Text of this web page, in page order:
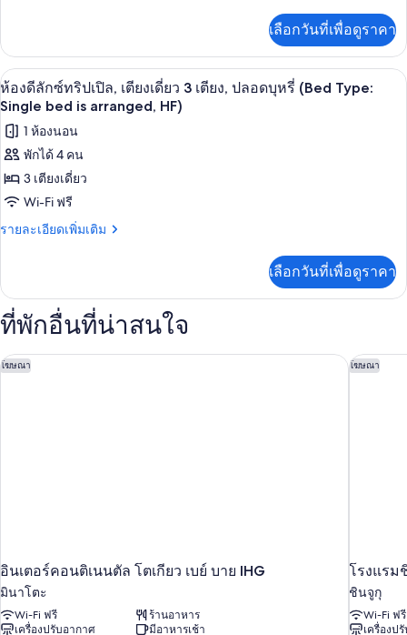
ท่าน,
1
ห้อง
นอน,
ปลอด
บุหรี่,
ระเบียง
(109sqm,3F,Suite,LateCheck-
เกี่ยว
กับ
ห้อง
ลัก
ซ์ชัว
รี่
สำหรับ
ท่าน,
นอน,
(109sqm,3F,Suite,LateCheck-
Out,11:00AM)
เลือกวันที่เพื่อดูราคา
เปิด
ภาพถ่าย
ทั้งหมด
ของ
ห้อง
ลัก
ทริปเปิล,
เตียง
3
arranged,
HF)
ผ้านวมขนเป็ด, ตู้นิรภัยในห้องพัก, Wi-
14
ห้องดีลักซ์ทริปเปิล, เตียงเดี่ยว 3 เตียง, ปลอดบุหรี่ (Bed Type:
Single bed is arranged, HF)
1 ห้องนอน
พักได้ 4 คน
3 เตียงเดี่ยว
Wi-Fi ฟรี
รายละเอียดเพิ่มเติม
ราย
เกี่ยว
กับ
ห้อง
ลัก
ซ์
is
arranged,
เลือกวันที่เพื่อดูราคา
ที่พักอื่นที่น่าสนใจ
โฆษณา
อินเตอร์คอนติเนนตัล โตเกียว เบย์ บาย IHG
มินาโตะ
Wi-Fi ฟรี
ร้านอาหาร
เครื่องปรับอากาศ
มีอาหารเช้า
อินเตอร์คอนติเนนตัล โตเกียว เบย์ บาย IHG โฆษณา
โรงแร
ชินจูกุ
Wi-Fi ฟรี
เครื่องป
โรงแรม